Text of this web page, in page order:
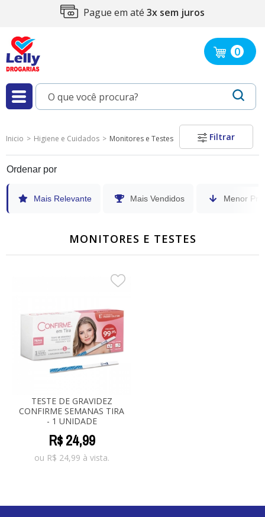
Compra 100%
0
Filtrar
Inicio Higiene e Cuidados Monitores e Testes
Ordenar por
Mais Relevante Mais Vendidos Menor
MONITORES E TESTES
TESTE DE GRAVIDEZ
CONFIRME SEMANAS TIRA
- 1 UNIDADE
R$24,99
ou R$ 24,99 à vista.